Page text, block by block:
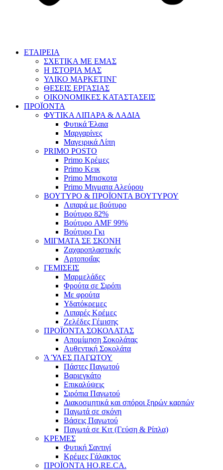
ΕΤΑΙΡΕΙΑ
ΣΧΕΤΙΚΑ ΜΕ ΕΜΑΣ
Η ΙΣΤΟΡΙΑ ΜΑΣ
ΥΛΙΚΟ ΜΑΡΚΕΤΙΝΓ
ΘΕΣΕΙΣ ΕΡΓΑΣΙΑΣ
ΟΙΚΟΝΟΜΙΚΕΣ ΚΑΤΑΣΤΑΣΕΙΣ
ΠΡΟΪΟΝΤΑ
ΦΥΤΙΚΑ ΛΙΠΑΡΑ & ΛΑΔΙΑ
Φυτικά Έλαια
Μαργαρίνες
Μαγειρικά Λίπη
PRIMO POSTO
Primo Κρέμες
Primo Κεικ
Primo Μπισκοτα
Primo Μιγματα Αλεύρου
ΒΟΥΤΥΡΟ & ΠΡΟΪΟΝΤΑ ΒΟΥΤΥΡΟΥ
Λιπαρά με βούτυρο
Βούτυρο 82%
Βούτυρο AMF 99%
Βούτυρο Γκι
ΜΙΓΜΑΤΑ ΣΕ ΣΚΟΝΗ
Ζαχαροπλαστικής
Αρτοποιΐας
ΓΕΜΙΣΕΙΣ
Μαρμελάδες
Φρούτα σε Σιρόπι
Με φρούτα
Υδατόκρεμες
Λιπαρές Κρέμες
Ζελέδες Γέμισης
ΠΡΟΪΟΝΤΑ ΣΟΚΟΛΑΤΑΣ
Απομίμηση Σοκολάτας
Αυθεντική Σοκολάτα
Ά ΎΛΕΣ ΠΑΓΩΤΟΥ
Πάστες Παγωτού
Βαριεγκάτο
Επικαλύψεις
Σιρόπια Παγωτού
Διακοσμητικά και σπόροι ξηρών καρπών
Παγωτά σε σκόνη
Βάσεις Παγωτού
Παγωτά σε Κιτ (Γεύση & Ρίπλα)
ΚΡΕΜΕΣ
Φυτική Σαντιγί
Κρέμες Γάλακτος
ΠΡΟΪΟΝΤΑ HO.RE.CA.